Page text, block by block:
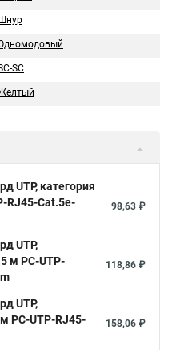
Шнур
SC
UTP, категория
RJ45-Cat.5e-
98,63 ₽
UTP,
м PC-UTP-
118,86 ₽
UTP,
PC-UTP-RJ45-
158,06 ₽